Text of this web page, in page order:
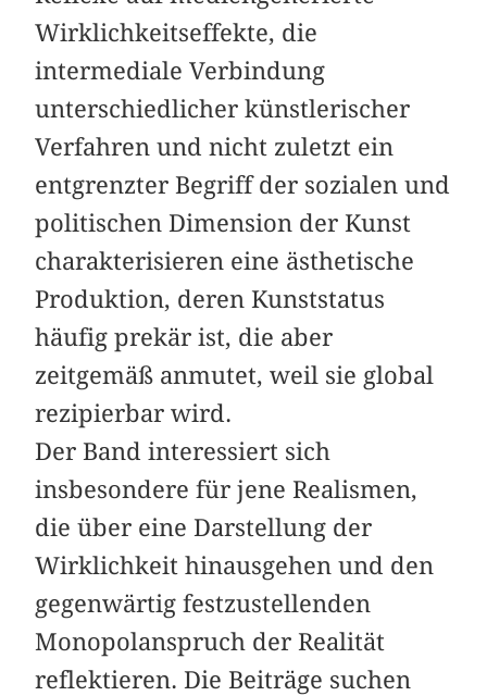
Wirklichkeitseffekte, die
intermediale Verbindung
unterschiedlicher künstlerischer
Verfahren und nicht zuletzt ein
entgrenzter Begriff der sozialen und
politischen Dimension der Kunst
charakterisieren eine ästhetische
Produktion, deren Kunststatus
häufig prekär ist, die aber
zeitgemäß anmutet, weil sie global
rezipierbar wird.
Der Band interessiert sich
insbesondere für jene Realismen,
die über eine Darstellung der
Wirklichkeit hinausgehen und den
gegenwärtig festzustellenden
Monopol­anspruch der Realität
reflektieren. Die Beiträge suchen